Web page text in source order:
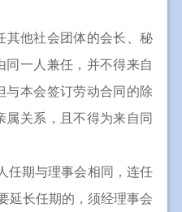
其他社会团体的会长、秘
同一人兼任，并不得来自
与本会签订劳动合同的除
关系，且不得为来自同
任期与理事会相同，连任
延长任期的，须经理事会